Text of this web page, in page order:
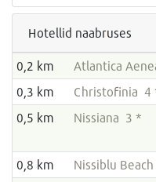
Hotellid naabruses
0,2 km
Atlantica
0,3 km
Christofinia 4
0,5 km
Nissiana 3 *
0,8 km
Nissiblu